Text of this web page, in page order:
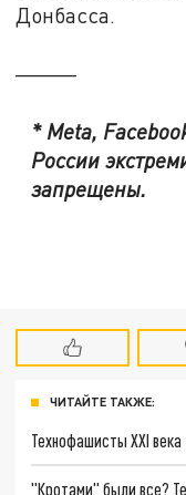
Донбасса.
* Meta,
России
запрещены.
ЧИТАЙТЕ ТАКЖЕ:
Технофашисты XXI века
"Кротами" были все?